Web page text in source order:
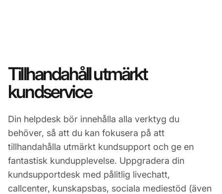
Tillhandahåll utmärkt
kundservice
Din helpdesk bör innehålla alla verktyg du
behöver, så att du kan fokusera på att
tillhandahålla utmärkt kundsupport och ge en
fantastisk kundupplevelse. Uppgradera din
kundsupportdesk med pålitlig livechatt,
callcenter, kunskapsbas, sociala mediestöd (även